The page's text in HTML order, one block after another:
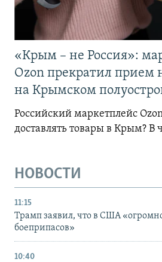
«Крым – не Россия»:
Ozon прекратил прием
на Крымском
Российский маркетплейс
доставлять товары в Крым? В
НОВОСТИ
11:15
Трамп заявил, что в США
боеприпасов»
10:40